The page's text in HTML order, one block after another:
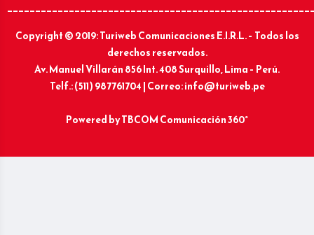
Copyright © 2019: Turiweb Comunicaciones E.I.R.L. – Todos los
derechos reservados.
Av. Manuel Villarán 856 Int. 408 Surquillo, Lima – Perú.
Telf.: (511) 987761704 | Correo: info@turiweb.pe
Powered byTBCOM Comunicación 360°